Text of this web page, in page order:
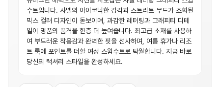
수트입니다. 샤넬의 아이코닉한 감각과 스트리트 무드가 조화된
믹스 컬러 디자인이 돋보이며, 과감한 레터링과 그래피티 디테
일이 명품의 품격을 한층 더 높여줍니다. 최고급 소재를 사용하
여 부드러운 착용감과 완벽한 핏을 선사하며, 여름 휴가나 리조
트 룩에 포인트를 더할 여성 스윔수트로 탁월합니다. 지금 바로
당신의 럭셔리 스타일을 완성하세요.